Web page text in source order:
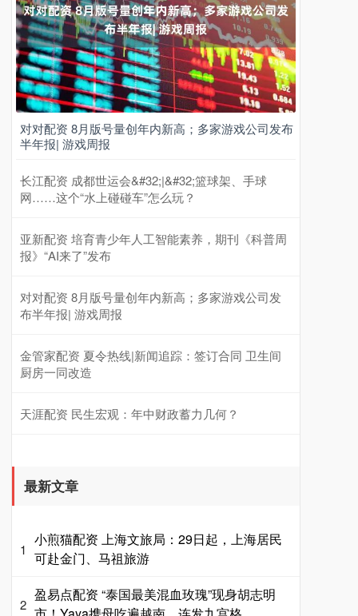
对对配资 8月版号量创年内新高；多家游戏公司发布
半年报| 游戏周报
长江配资 成都世运会&#32;|&#32;篮球架、手球
网……这个“水上碰碰车”怎么玩？
亚新配资 培育青少年人工智能素养，期刊《科普周
报》“AI来了”发布
对对配资 8月版号量创年内新高；多家游戏公司发
布半年报| 游戏周报
金管家配资 夏令热线|新闻追踪：签订合同 卫生间
厨房一同改造
天涯配资 民生宏观：年中财政蓄力几何？
最新文章
1
小煎猫配资 上海文旅局：29日起，上海居民
可赴金门、马祖旅游
2
盈易点配资 “泰国最美混血玫瑰”现身胡志明